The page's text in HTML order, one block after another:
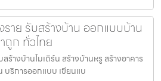
ราย รับสร้างบ้าน ออกแบบบ้าน
ถูก ทั่วไทย
ร้างบ้านโมเดิร์น สร้างบ้านหรู สร้างอาคาร
บริการออกแบบ เขียนแบ